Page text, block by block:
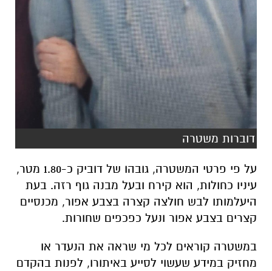
דוברות משטרה
על פי פרטי המשטרה, גובהו של דוביק כ-1.80 מטר,
עיניו כחולות, הוא קירח ובעל מבנה גוף רזה. בעת
היעלמותו לבש חולצה קצרה בצבע אפור, מכנסיים
קצרים בצבע אפור ונעל כפכפים שחורות.
במשטרה קוראים לכל מי שראה את הנעדר או
מחזיק במידע שעשוי לסייע באיתורו, לפנות בהקדם